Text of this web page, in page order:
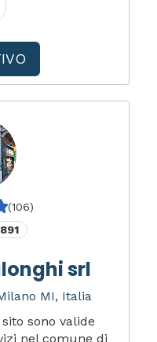
(106)
891
srl
MI, Italia
sono valide
nel comune di